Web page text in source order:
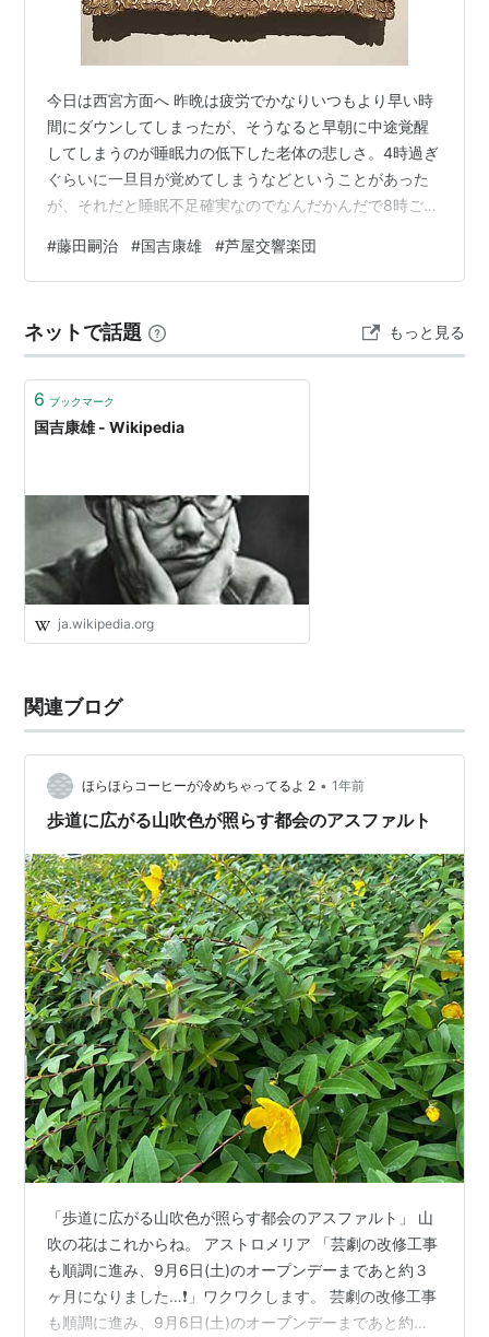
今日は西宮方面へ 昨晩は疲労でかなりいつもより早い時
間にダウンしてしまったが、そうなると早朝に中途覚醒
してしまうのが睡眠力の低下した老体の悲しさ。4時過ぎ
ぐらいに一旦目が覚めてしまうなどということがあった
が、それだと睡眠不足確実なのでなんだかんだで8時ごろ
ころで意を決して起床。まずは朝食のために出かけると
する。今朝立ち寄ったのは「喫茶京」。コーヒーとミッ
高くつく(950円)が、その分だけサンドイッチがかなりし
っかりしたもので美味いので、これはこれで価値があ
る。 動物園前商店街の「喫茶京」 サン…
#藤田嗣治 #国吉康雄 #芦屋交響楽団
ネットで話題 もっと見る
6 ブックマーク
国吉康雄 - Wikipedia
ja.wikipedia.org
関連ブログ
ほらほらコーヒーが冷めちゃってるよ 2 • 1年前
歩道に広がる山吹色が照らす都会のアスファルト
「歩道に広がる山吹色が照らす都会のアスファルト」 山
吹の花はこれからね。 アストロメリア 「芸劇の改修工事
も順調に進み、9月6日(土)のオープンデーまであと約３
ヶ月になりました…❗️」ワクワクします。 芸劇の改修工事
も順調に進み、9月6日(土)のオープンデーまであと約３